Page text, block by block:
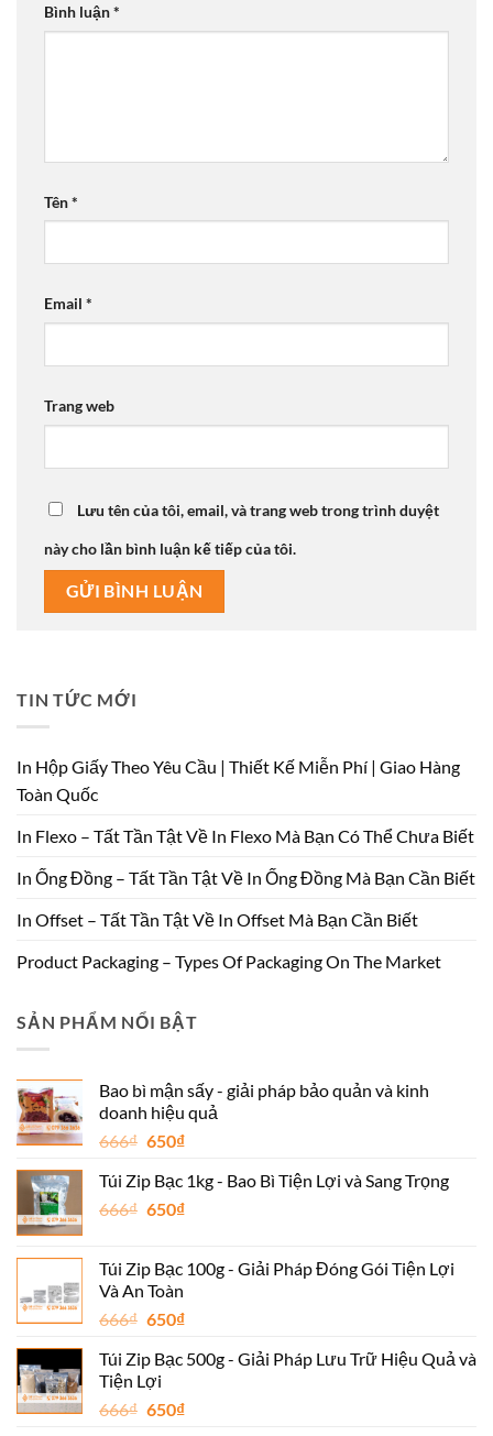
Bình luận*
Tên*
Email *
Trang web
Lưu tên của tôi, email, và trang web trong trình duyệt
này cho lần bình luận kế tiếp của tôi.
TIN TỨC MỚI
In Hộp Giấy Theo Yêu Cầu | Thiết Kế Miễn Phí | Giao Hàng
Toàn Quốc
In Flexo – Tất Tần Tật Về In Flexo Mà Bạn Có Thể Chưa Biết
In Ống Đồng – Tất Tần Tật Về In Ống Đồng Mà Bạn Cần Biết
In Offset – Tất Tần Tật Về In Offset Mà Bạn Cần Biết
Product Packaging – Types Of Packaging On The Market
SẢN PHẨM NỔI BẬT
Bao bì mận sấy - giải pháp bảo quản và kinh
doanh hiệu quả
666₫ Giá
là:
666₫.
650₫Giá
tại
là:
Túi Zip Bạc 1kg - Bao Bì Tiện Lợi và Sang Trọng
666₫ Giá
666₫.
650₫Giá
là:
Túi Zip Bạc 100g - Giải Pháp Đóng Gói Tiện Lợi
Và An Toàn
666₫ Giá
là:
666₫.
650₫Giá
tại
650₫.
Túi Zip Bạc 500g - Giải Pháp Lưu Trữ Hiệu Quả và
Tiện Lợi
666₫ Giá
650₫Giá